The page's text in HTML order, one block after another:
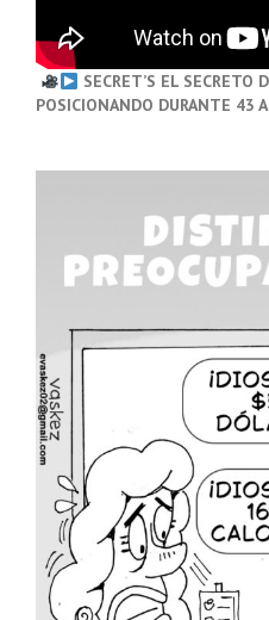
SECRET’S EL SECRETO
POSICIONANDO DURANTE 43